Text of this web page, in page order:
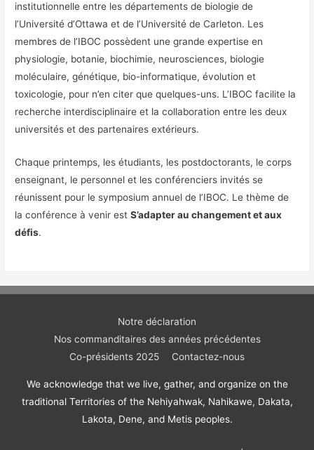
institutionnelle entre les départements de biologie de
l’Université d’Ottawa et de l’Université de Carleton. Les
membres de l’IBOC possèdent une grande expertise en
physiologie, botanie, biochimie, neurosciences, biologie
moléculaire, génétique, bio-informatique, évolution et
toxicologie, pour n’en citer que quelques-uns. L’IBOC facilite la
recherche interdisciplinaire et la collaboration entre les deux
universités et des partenaires extérieurs.
Chaque printemps, les étudiants, les postdoctorants, le corps
enseignant, le personnel et les conférenciers invités se
réunissent pour le symposium annuel de l’IBOC. Le thème de
la conférence à venir estS’adapter au changement et aux
défis.
Notre déclaration
Nos commanditaires des années précédentes
Co-présidents 2025
Contactez-nous
We acknowledge that we live, gather, and organize on the
traditional Territories of the Nehiyahwak, Nahikawe, Dakata,
Lakota, Dene, and Metis peoples.